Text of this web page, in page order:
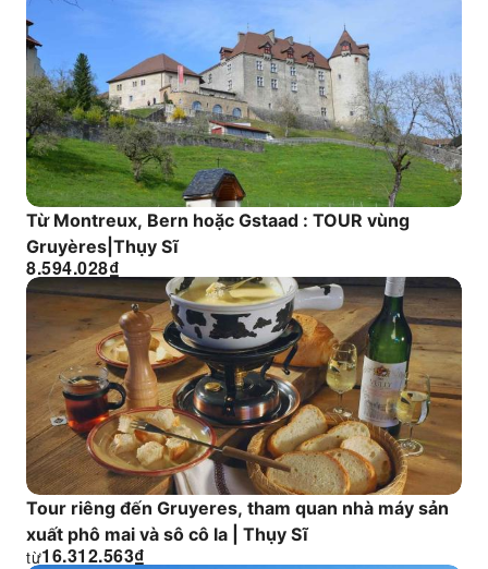
Từ Montreux, Bern hoặc Gstaad : TOUR vùng
Gruyères|Thụy Sĩ
₫
8.594.028
Tour riêng đến Gruyeres, tham quan nhà máy sản
xuất phô mai và sô cô la | Thụy Sĩ
₫
16.312.563
từ